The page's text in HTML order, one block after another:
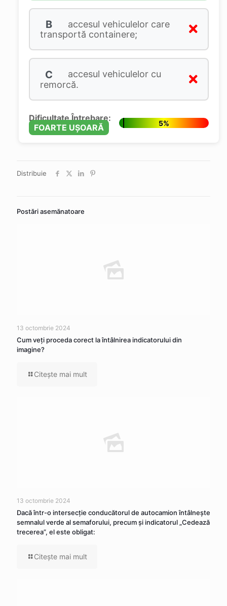
B
accesul vehiculelor care
transportă containere;
C
accesul vehiculelor cu
remorcă.
Dificultate Întrebare:
FOARTE UȘOARĂ
5%
Distribuie
Postări asemănatoare
13 octombrie 2024
Cum veţi proceda corect la întâlnirea indicatorului din
imagine?
Citeşte mai mult
13 octombrie 2024
Dacă într-o intersecţie conducătorul de autocamion întâlneşte
semnalul verde al semaforului, precum şi indicatorul „Cedează
trecerea”, el este obligat:
Citeşte mai mult